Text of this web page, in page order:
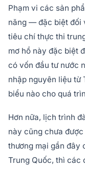
Phạm vi các sản
năng — đặc biệt đối
tiêu chí thực thi
mơ hồ này đặc biệt
có vốn đầu tư nước
nhập nguyên liệu từ
biểu nào cho quá
Hơn nữa, lịch trình
này cũng chưa
thương mại gần đây
Trung Quốc, thì các